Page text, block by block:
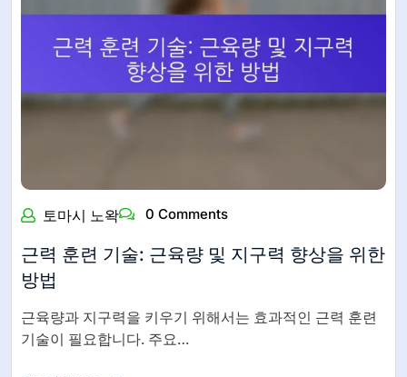
토마시 노왁 0 Comments
근력 훈련 기술: 근육량 및 지구력 향상을 위한
방법
근육량과 지구력을 키우기 위해서는 효과적인 근력 훈련
기술이 필요합니다. 주요…